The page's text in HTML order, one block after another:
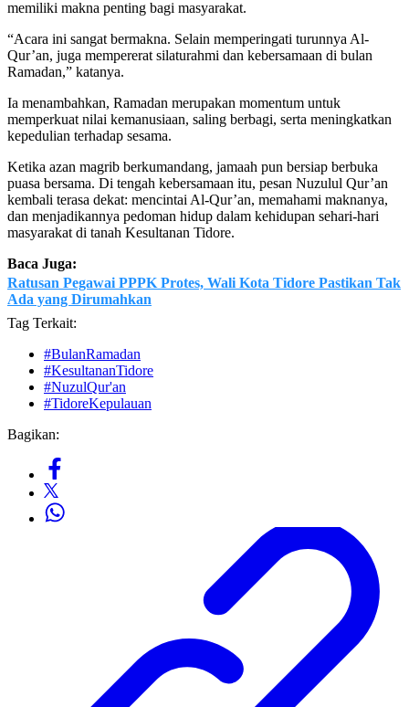
memiliki makna penting bagi masyarakat.
“Acara ini sangat bermakna. Selain memperingati turunnya Al-
Qur’an, juga mempererat silaturahmi dan kebersamaan di bulan
Ramadan,” katanya.
Ia menambahkan, Ramadan merupakan momentum untuk
memperkuat nilai kemanusiaan, saling berbagi, serta meningkatkan
kepedulian terhadap sesama.
Ketika azan magrib berkumandang, jamaah pun bersiap berbuka
puasa bersama. Di tengah kebersamaan itu, pesan Nuzulul Qur’an
kembali terasa dekat: mencintai Al-Qur’an, memahami maknanya,
dan menjadikannya pedoman hidup dalam kehidupan sehari-hari
masyarakat di tanah Kesultanan Tidore.
Baca Juga:
Ratusan Pegawai PPPK Protes, Wali Kota Tidore Pastikan Tak
Ada yang Dirumahkan
Tag Terkait:
#BulanRamadan
#KesultananTidore
#NuzulQur'an
#TidoreKepulauan
Bagikan: